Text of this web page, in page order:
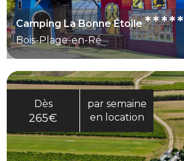
Camping La Bonne Étoile*****
Bois-Plage-en-Ré
Dès
265€
par semaine
en location